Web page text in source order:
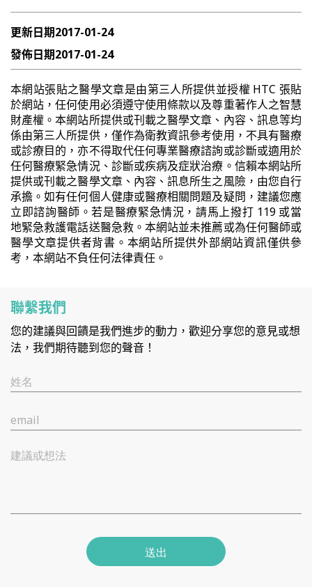
更新日期2017-01-24
發佈日期2017-01-24
本網站張貼之醫學文章是由第三人所提供並授權 HTC 張貼
於網站，任何使用必須遵守使用條款以及尊重著作人之智慧
財產權。本網站所提供或刊載之醫學文章、內容、訊息等均
係由第三人所提供，僅作為衛教資訊參考使用，不具有醫療
或診療目的，亦不得取代任何專業醫療諮詢或診斷或適用於
任何醫療緊急情況、診斷或疾病及症狀治療。信賴本網站所
提供或刊載之醫學文章、內容、訊息所生之風險，由您自行
承擔。如有任何個人健康或醫療相關問題及疑問，建議您應
立即諮詢醫師。若是醫療緊急情況，請馬上撥打 119 或當
地緊急救護電話送醫急救。本網站並未推薦或為任何醫師或
醫學文章提供者背書。本網站所提供外部網站資訊僅供參
考，本網站不負任何法律責任。
聯繫我們
您的建議與回饋是我們進步的動力，歡迎分享您的意見或想
法，我們期待聽到您的聲音！
姓名
email
建議或想法
送出